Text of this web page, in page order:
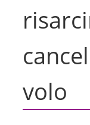
volo